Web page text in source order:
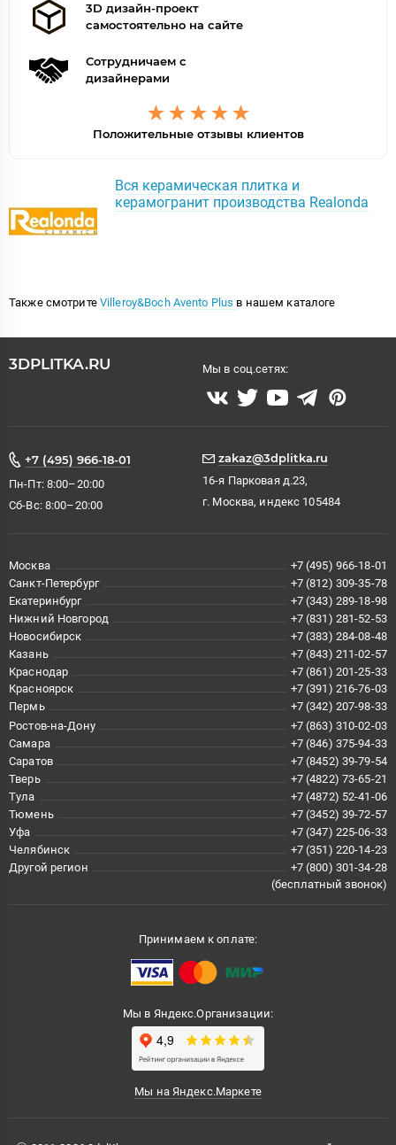
3D дизайн-проект
самостоятельно на сайте
Сотрудничаем с
дизайнерами
Положительные отзывы клиентов
Вся керамическая плитка и
керамогранит производства Realonda
Также смотрите Villeroy&Boch Avento Plus в нашем каталоге
3DPLITKA.RU Мы в соц.сетях:
+7 (495) 966-18-01
Пн-Пт: 8:00–20:00
Сб-Вс: 8:00–20:00
zakaz@3dplitka.ru
16-я Парковая д.23,
г. Москва, индекс 105484
Москва
+7 (495) 966-18-01
Санкт-Петербург
+7 (812) 309-35-78
Екатеринбург
+7 (343) 289-18-98
Нижний Новгород
+7 (831) 281-52-53
Новосибирск
+7 (383) 284-08-48
Казань
+7 (843) 211-02-57
Краснодар
+7 (861) 201-25-33
Красноярск
+7 (391) 216-76-03
Пермь
+7 (342) 207-98-33
Ростов-на-Дону
+7 (863) 310-02-03
Самара
+7 (846) 375-94-33
Саратов
+7 (8452) 39-79-54
Тверь
+7 (4822) 73-65-21
Тула
+7 (4872) 52-41-06
Тюмень
+7 (3452) 39-72-57
Уфа
+7 (347) 225-06-33
Челябинск
+7 (351) 220-14-23
Другой регион
+7 (800) 301-34-28
(бесплатный звонок)
Принимаем к оплате:
Мы в Яндекс.Организации:
Мы на Яндекс.Маркете